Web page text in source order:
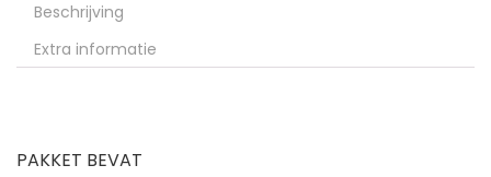
Beschrijving
Extra informatie
PAKKET BEVAT